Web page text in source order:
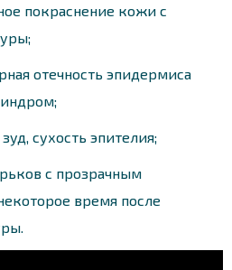
покраснение кожи с
отечность эпидермиса
сухость эпителия;
с прозрачным
время после